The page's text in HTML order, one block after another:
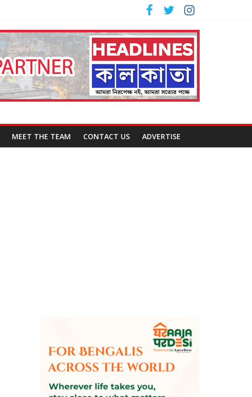
MEET THE TEAM CONTACT US ADVERTISE